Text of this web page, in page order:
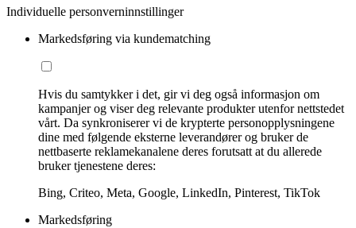
Individuelle personverninnstillinger
Markedsføring via kundematching
Hvis du samtykker i det, gir vi deg også informasjon om
kampanjer og viser deg relevante produkter utenfor nettstedet
vårt. Da synkroniserer vi de krypterte personopplysningene
dine med følgende eksterne leverandører og bruker de
nettbaserte reklamekanalene deres forutsatt at du allerede
bruker tjenestene deres:
Bing, Criteo, Meta, Google, LinkedIn, Pinterest, TikTok
Markedsføring